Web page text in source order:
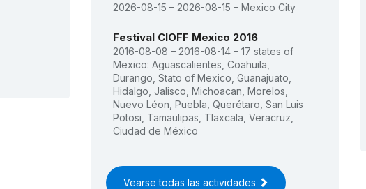
viva y el paradigma de Michoacán
Lugares de memoria y
tradiciones vivas de los otomí-
chichimecas de Tolimán: la Peña de
Bernal, guardiana de un territorio
La ceremonia ritual de los
2026-08-15 – 2026-08-15 – Mexico City
Festival CIOFF Mexico 2016
2016-08-08 – 2016-08-14 – 17 states of
Mexico: Aguascalientes, Coahuila,
Durango, Stato of Mexico, Guanajuato,
Hidalgo, Jalisco, Michoacan, Morelos,
Nuevo Léon, Puebla, Querétaro, San Luis
Potosi, Tamaulipas, Tlaxcala, Veracruz,
Ciudad de México
Vearse todas las actividades